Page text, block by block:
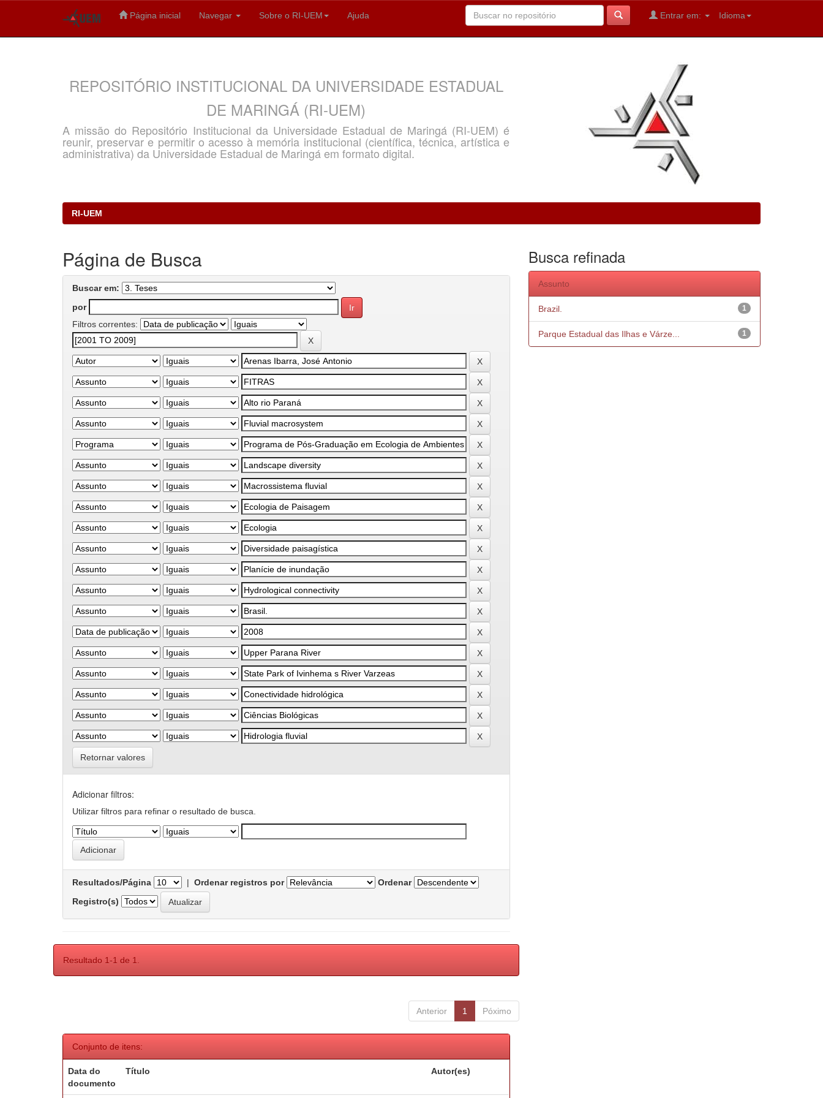
Página inicial Navegar Sobre o RI-UEM Ajuda Idioma
Entrar em:
REPOSITÓRIO INSTITUCIONAL DA UNIVERSIDADE ESTADUAL
DE MARINGÁ (RI-UEM)
A missão do Repositório Institucional da Universidade Estadual de Maringá (RI-UEM) é
reunir, preservar e permitir o acesso à memória institucional (científica, técnica, artística e
administrativa) da Universidade Estadual de Maringá em formato digital.
RI-UEM
Página de Busca
Buscar em:
por
Filtros correntes:
Retornar valores
Adicionar filtros:
Utilizar filtros para refinar o resultado de busca.
Resultados/Página | Ordenar registros por
Ordenar
Registro(s)
Resultado 1-1 de 1.
Anterior 1 Póximo
Conjunto de itens:
Data do
documento
Título Autor(es)
Busca refinada
Assunto
1
Brazil.
1
Parque Estadual das Ilhas e Várze...